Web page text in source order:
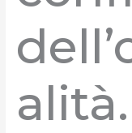
alità.